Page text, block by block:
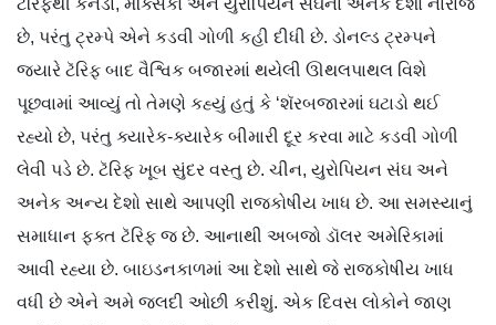
ટૅરિફથી કૅનેડા, મેક્સિકો અને યુરોપિયન સંઘના અનેક દેશો નારાજ
છે, પરંતુ ટ્રમ્પે એને કડવી ગોળી કહી દીધી છે. ડોનલ્ડ ટ્રમ્પને
જ્યારે ટૅરિફ બાદ વૈશ્વિક બજારમાં થયેલી ઊથલપાથલ વિશે
પૂછવામાં આવ્યું તો તેમણે કહ્યું હતું કે ‘શૅરબજારમાં ઘટાડો થઈ
રહ્યો છે, પરંતુ ક્યારેક-ક્યારેક બીમારી દૂર કરવા માટે કડવી ગોળી
લેવી પડે છે. ટૅરિફ ખૂબ સુંદર વસ્તુ છે. ચીન, યુરોપિયન સંઘ અને
અનેક અન્ય દેશો સાથે આપણી રાજકોષીય ખાધ છે. આ સમસ્યાનું
સમાધાન ફક્ત ટૅરિફ જ છે. આનાથી અબજો ડૉલર અમેરિકામાં
આવી રહ્યા છે. બાઇડનકાળમાં આ દેશો સાથે જે રાજકોષીય ખાધ
વધી છે એને અમે જલદી ઓછી કરીશું. એક દિવસ લોકોને જાણ